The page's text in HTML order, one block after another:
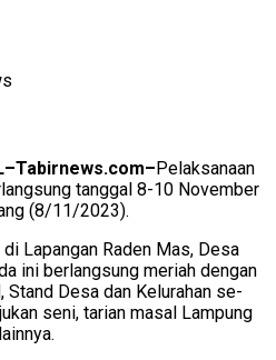
Pelaksanaan
tanggal 8-10 November
(8/11/2023).
Lapangan Raden Mas, Desa
ini berlangsung meriah dengan
Stand Desa dan Kelurahan se-
seni, tarian masal Lampung